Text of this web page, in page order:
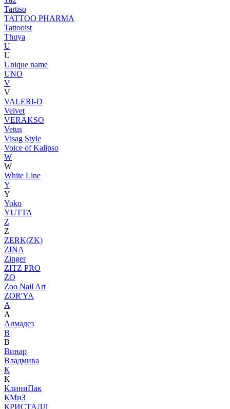
Tartiso
TATTOO PHARMA
Tattooist
Thuya
U
U
Unique name
UNO
V
V
VALERI-D
Velvet
VERAKSO
Vetus
Visag Style
Voice of Kalipso
W
W
White Line
Y
Y
Yoko
YUTTA
Z
Z
ZERK(ZK)
ZINA
Zinger
ZITZ PRO
ZO
Zoo Nail Art
ZOR'YA
А
А
Алмадез
В
В
Винар
Владмива
К
К
КлиниПак
КМиЗ
КРИСТАЛЛ